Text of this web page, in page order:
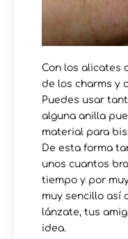
Con los alicates
de los charms y
Puedes usar
alguna anilla
material para
De esta forma
unos cuantos
tiempo y por
muy sencillo así
lánzate, tus
idea.